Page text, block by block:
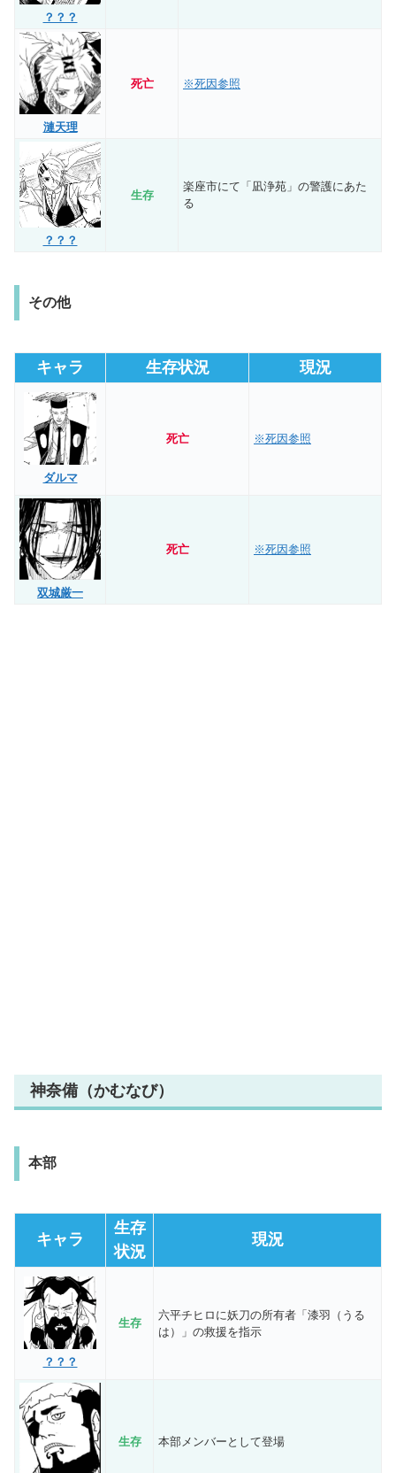
？？？
漣天理
死亡 ※死因参照
？？？
生存
楽座市にて「凪浄苑」の警護にあた
る
その他
キャラ 生存状況 現況
ダルマ
死亡 ※死因参照
双城厳一
死亡 ※死因参照
神奈備（かむなび）
本部
キャラ
生存
状況
現況
？？？
生存
六平チヒロに妖刀の所有者「漆羽（うる
は）」の救援を指示
生存 本部メンバーとして登場